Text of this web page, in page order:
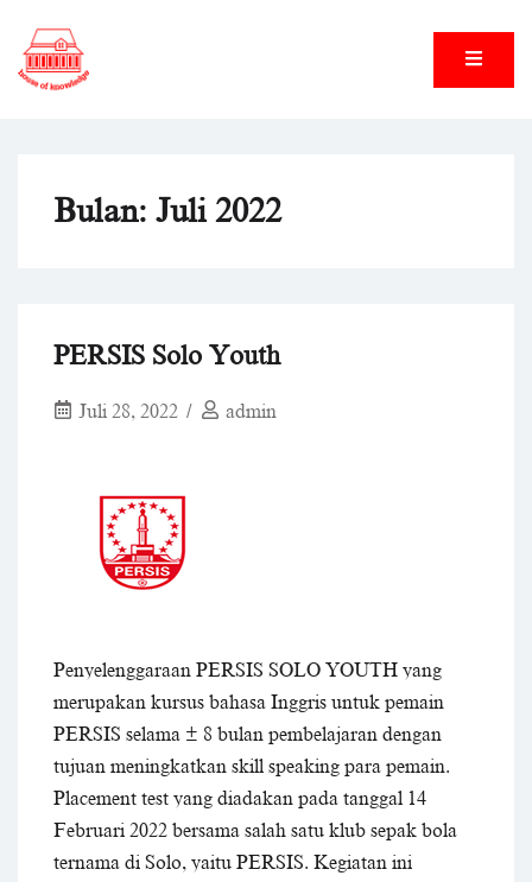
content
Bulan: Juli 2022
PERSIS Solo Youth
Juli 28, 2022 admin
Penyelenggaraan PERSIS SOLO YOUTH yang
merupakan kursus bahasa Inggris untuk pemain
PERSIS selama ± 8 bulan pembelajaran dengan
tujuan meningkatkan skill speaking para pemain.
Placement test yang diadakan pada tanggal 14
Februari 2022 bersama salah satu klub sepak bola
ternama di Solo, yaitu PERSIS. Kegiatan ini